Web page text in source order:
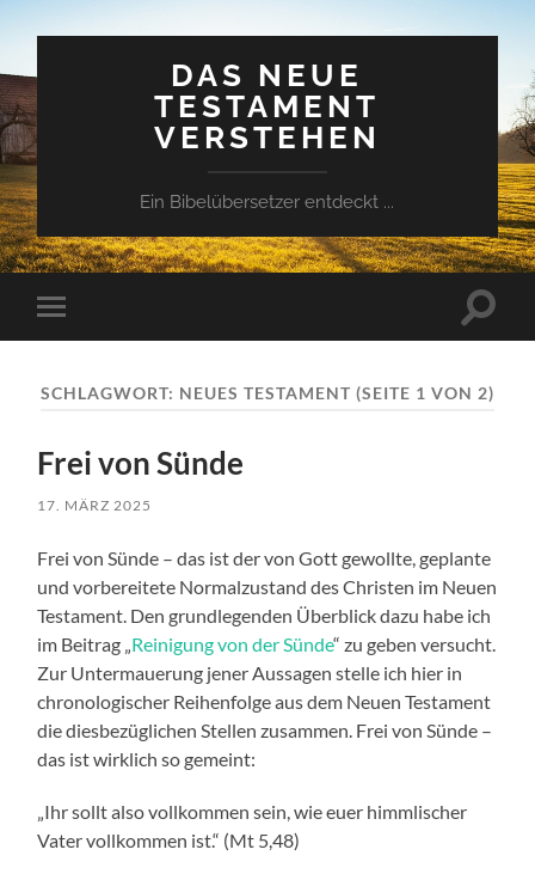
DAS NEUE
TESTAMENT
VERSTEHEN
Ein Bibelübersetzer entdeckt ...
Mobile-
Menü
SCHLAGWORT: NEUES TESTAMENT (SEITE 1 VON 2)
Frei von Sünde
17. MÄRZ 2025
Frei von Sünde – das ist der von Gott gewollte, geplante
und vorbereitete Normalzustand des Christen im Neuen
Testament. Den grundlegenden Überblick dazu habe ich
im Beitrag „Reinigung von der Sünde“ zu geben versucht.
Zur Untermauerung jener Aussagen stelle ich hier in
chronologischer Reihenfolge aus dem Neuen Testament
die diesbezüglichen Stellen zusammen. Frei von Sünde –
das ist wirklich so gemeint:
„Ihr sollt also vollkommen sein, wie euer himmlischer
Vater vollkommen ist.“ (Mt 5,48)